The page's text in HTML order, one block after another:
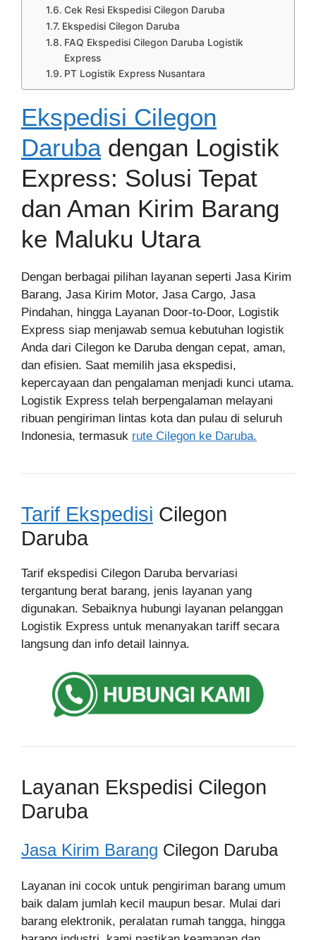
Cek Resi Ekspedisi Cilegon Daruba
Ekspedisi Cilegon Daruba
FAQ Ekspedisi Cilegon Daruba Logistik
Express
PT Logistik Express Nusantara
Ekspedisi Cilegon
Darubadengan Logistik
Express: Solusi Tepat
dan Aman Kirim Barang
ke Maluku Utara
Dengan berbagai pilihan layanan seperti Jasa Kirim
Barang, Jasa Kirim Motor, Jasa Cargo, Jasa
Pindahan, hingga Layanan Door-to-Door, Logistik
Express siap menjawab semua kebutuhan logistik
Anda dari Cilegon ke Daruba dengan cepat, aman,
dan efisien. Saat memilih jasa ekspedisi,
kepercayaan dan pengalaman menjadi kunci utama.
Logistik Express telah berpengalaman melayani
ribuan pengiriman lintas kota dan pulau di seluruh
Indonesia, termasuk rute Cilegon ke Daruba.
Tarif Ekspedisi Cilegon
Daruba
Tarif ekspedisi Cilegon Daruba bervariasi
tergantung berat barang, jenis layanan yang
digunakan. Sebaiknya hubungi layanan pelanggan
Logistik Express untuk menanyakan tariff secara
langsung dan info detail lainnya.
Layanan Ekspedisi Cilegon
Daruba
Jasa Kirim Barang Cilegon Daruba
Layanan ini cocok untuk pengiriman barang umum
baik dalam jumlah kecil maupun besar. Mulai dari
barang elektronik, peralatan rumah tangga, hingga